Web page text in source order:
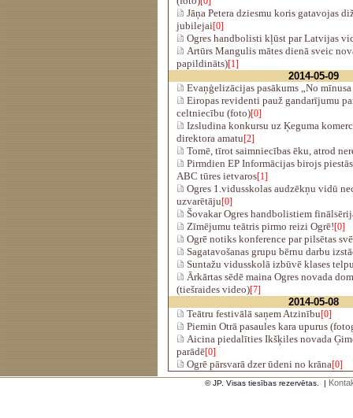
Jāņa Petera dziesmu koris gatavojas
jubilejai[0]
Ogres handbolisti kļūst par Latvijas
Artūrs Mangulis mātes dienā sveic
papildināts)[1]
2014-05-09
Evaņģelizācijas pasākums „No
Eiropas revidenti pauž gandarījumu
celtniecību (foto)[0]
Izsludina konkursu uz Ķeguma
direktora amatu[2]
Tomē, tīrot saimniecības ēku, atrod
Pirmdien EP Informācijas birojs
ABC tūres ietvaros[1]
Ogres 1.vidusskolas audzēkņu vidū
uzvarētāju[0]
Šovakar Ogres handbolistiem
Zīmējumu teātris pirmo reizi Ogrē![0]
Ogrē notiks konference par pilsētas
Sagatavošanas grupu bērnu darbu
Suntažu vidusskolā izbūvē klases
Ārkārtas sēdē maina Ogres novada
(tiešraides video)[7]
2014-05-08
Teātru festivālā saņem Atzinību[0]
Piemin Otrā pasaules kara upurus
Aicina piedalīties Ikšķiles novada
parādē[0]
Ogrē pārsvarā dzer ūdeni no krāna[0]
© JP. Visas tiesības rezervētas. |